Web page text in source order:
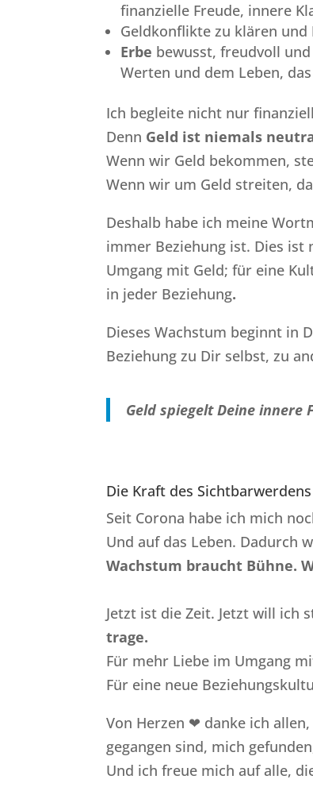
finanzielle Freude, innere
Geldkonflikte zu klären und
Erbe bewusst, freudvoll
Werten und dem Leben,
Ich begleite nicht nur
Denn Geld ist niemals
Wenn wir Geld bekommen,
Wenn wir um Geld streiten,
Deshalb habe ich meine
immer Beziehung ist. Dies ist
Umgang mit Geld; für eine
in jeder Beziehung.
Dieses Wachstum beginnt in
Beziehung zu Dir selbst, zu
Geld spiegelt Deine innere
Die Kraft des Sichtbarwerdens
Seit Corona habe ich mich
Und auf das Leben. Dadurch
Wachstum braucht Bühne.
Jetzt ist die Zeit. Jetzt will ich
trage.
Für mehr Liebe im Umgang
Für eine neue
Von Herzen ❤ danke ich
gegangen sind, mich
Und ich freue mich auf alle,